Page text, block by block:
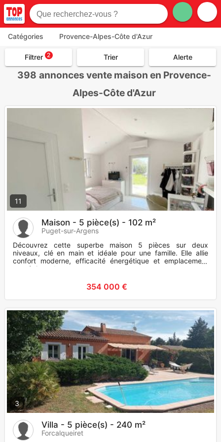
Catégories Provence-Alpes-Côte d'Azur
Filtrer 2 Trier Alerte
398 annonces vente maison en Provence-
Alpes-Côte d'Azur
11
Maison - 5 pièce(s) - 102 m²
Puget-sur-Argens
Découvrez cette superbe maison 5 pièces sur deux
niveaux, clé en main et idéale pour une famille. Elle allie
confort moderne, efficacité énergétique et emplacement
stratégique. Int
354 000 €
3
Villa - 5 pièce(s) - 240 m²
Forcalqueiret